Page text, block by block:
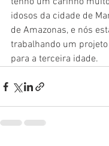
idosos da cidade de
de Amazonas, e nós
trabalhando um
para a terceira idade.